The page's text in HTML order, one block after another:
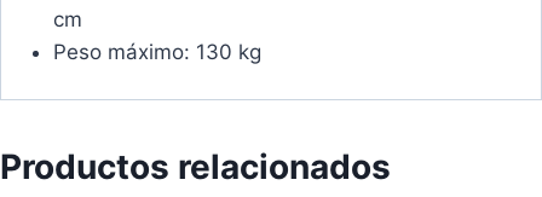
cm
Peso máximo: 130 kg
Productos relacionados